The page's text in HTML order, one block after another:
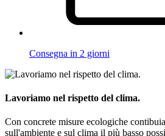
Consegna in 2 giorni
Lavoriamo nel rispetto del clima.
Con concrete misure ecologiche
sull'ambiente e sul clima il più basso